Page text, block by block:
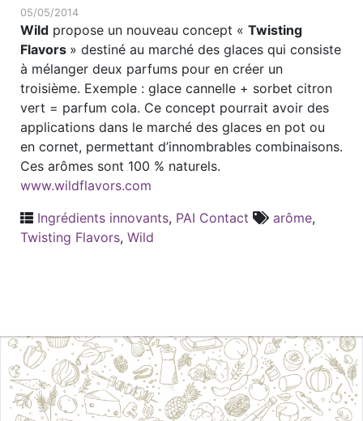
05/05/2014
Wild propose un nouveau concept « Twisting
Flavors » destiné au marché des glaces qui consiste
à mélanger deux parfums pour en créer un
troisième. Exemple : glace cannelle + sorbet citron
vert = parfum cola. Ce concept pourrait avoir des
applications dans le marché des glaces en pot ou
en cornet, permettant d’innombrables combinaisons.
Ces arômes sont 100 % naturels.
www.wildflavors.com
Ingrédients innovants, PAI Contact arôme,
Twisting Flavors, Wild